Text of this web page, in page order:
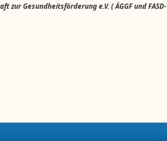
zur Gesundheitsförderung e.V. ( ÄGGF und FASD-